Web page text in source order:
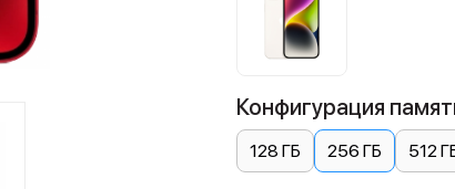
Конфигурация
128 ГБ 256 ГБ 512